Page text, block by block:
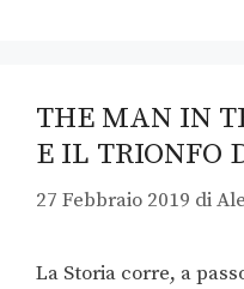
THE MAN IN
E IL TRIONFO
27 Febbraio 2019 di
La Storia corre, a